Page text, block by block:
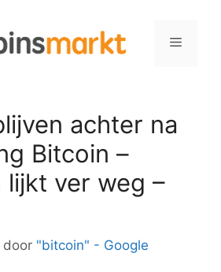
Menu
achter na
Bitcoin –
lijkt ver weg –
door "bitcoin" - Google